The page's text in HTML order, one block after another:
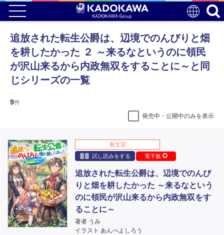
追放された転生公爵は、辺境でのんびりと畑
を耕したかった ２ ～来るなというのに領民
が沢山来るから内政無双をすることに～と同
じシリーズの一覧
9件
発売中・公開中のみを表示
新文芸
試し読みをする
電子版
追放された転生公爵は、辺境でのんび
りと畑を耕したかった ～来るなという
のに領民が沢山来るから内政無双をす
ることに～
著者 うみ
イラスト あんべよしろう